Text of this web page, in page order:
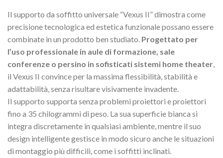
Il supporto da soffitto universale “Vexus II” dimostra come
precisione tecnologica ed estetica funzionale possano essere
combinate in un prodotto ben studiato. Progettato per
l’uso professionale in aule di formazione, sale
conferenze o persino in sofisticati sistemi home theater,
il Vexus II convince per la massima flessibilità, stabilità e
adattabilità, senza risultare visivamente invadente.
Il supporto supporta senza problemi proiettori e proiettori
fino a 35 chilogrammi di peso. La sua superficie bianca si
integra discretamente in qualsiasi ambiente, mentre il suo
design intelligente gestisce in modo sicuro anche le situazioni
di montaggio più difficili, come i soffitti inclinati.